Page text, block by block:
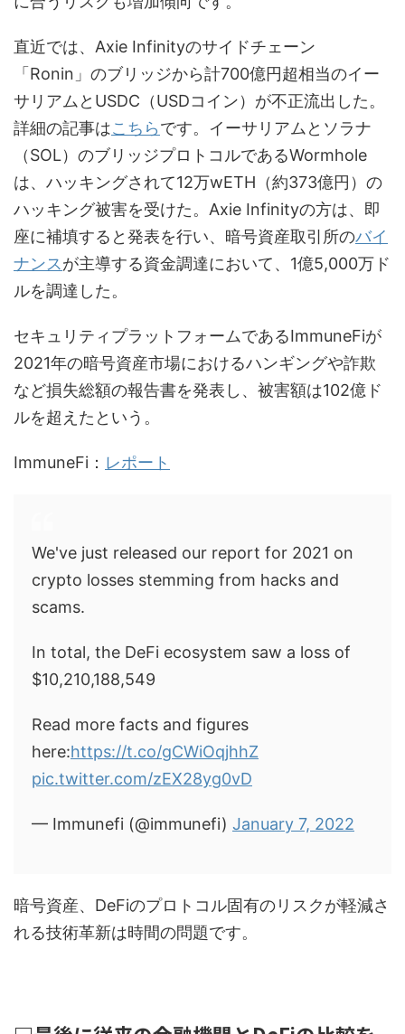
直近では、Axie Infinityのサイドチェーン
「Ronin」のブリッジから計700億円超相当のイー
サリアムとUSDC（USDコイン）が不正流出した。
詳細の記事はこちらです。イーサリアムとソラナ
（SOL）のブリッジプロトコルであるWormhole
は、ハッキングされて12万wETH（約373億円）の
ハッキング被害を受けた。Axie Infinityの方は、即
座に補填すると発表を行い、暗号資産取引所のバイ
ナンスが主導する資金調達において、1億5,000万ド
ルを調達した。
セキュリティプラットフォームであるImmuneFiが
2021年の暗号資産市場におけるハンギングや詐欺
など損失総額の報告書を発表し、被害額は102億ド
ルを超えたという。
ImmuneFi： レポート
We've just released our report for 2021 on
crypto losses stemming from hacks and
scams.
In total, the DeFi ecosystem saw a loss of
$10,210,188,549
Read more facts and figures
here:https://t.co/gCWiOqjhhZ
pic.twitter.com/zEX28yg0vD
— Immunefi (@immunefi) January 7, 2022
暗号資産、DeFiのプロトコル固有のリスクが軽減さ
れる技術革新は時間の問題です。